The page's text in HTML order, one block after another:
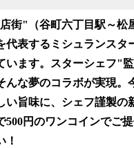
街"（谷町六丁目駅～松
表するミシュランスタ
います。スターシェフ"
んな夢のコラボが実現
旨味に、シェフ謹製の
円のワンコインでご
！